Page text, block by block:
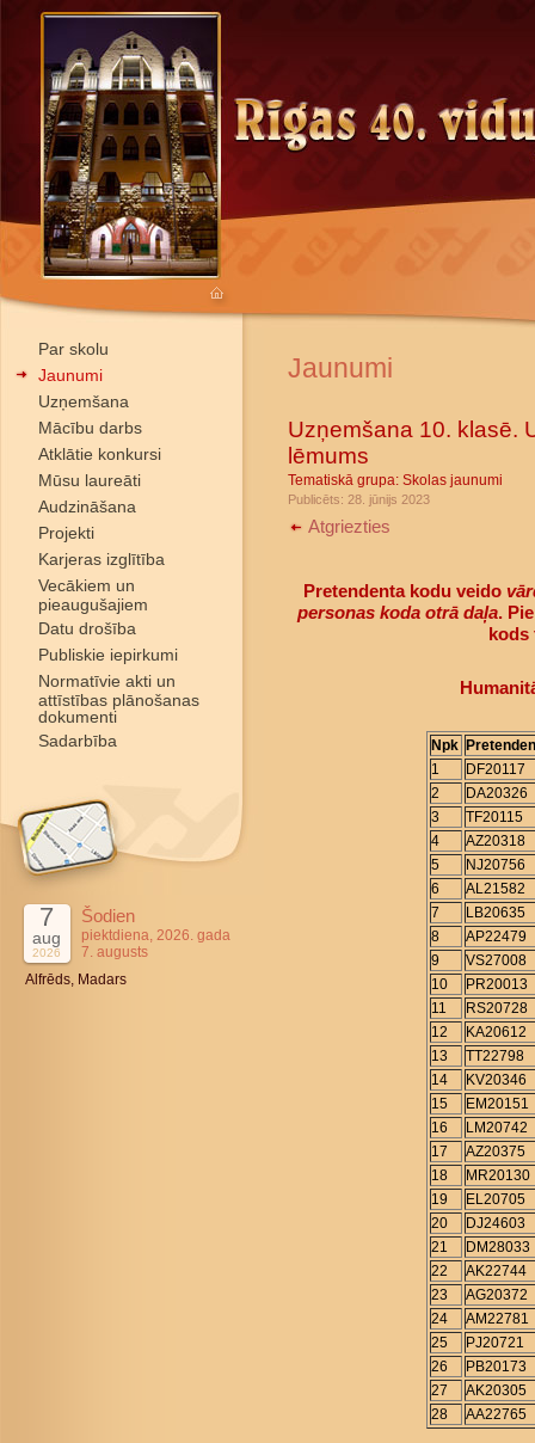
Par skolu
Jaunumi
Uzņemšana
Mācību darbs
Atklātie konkursi
Mūsu laureāti
Audzināšana
Projekti
Karjeras izglītība
Vecākiem un
pieaugušajiem
Datu drošība
Publiskie iepirkumi
Normatīvie akti un
attīstības plānošanas
dokumenti
Sadarbība
7
aug
2026
Šodien
piektdiena, 2026. gada
7. augusts
Alfrēds, Madars
Jaunumi
Uzņemšana 10. klasē.
lēmums
Tematiskā grupa: Skolas jaunumi
Publicēts: 28. jūnijs 2023
Atgriezties
Pretendenta kodu veido
personas koda otrā daļa.
kods
Npk
1
DF20117
2
DA20326
3
TF20115
4
AZ20318
5
NJ20756
6
AL21582
7
LB20635
8
AP22479
9
VS27008
10
PR20013
11
RS20728
12
KA20612
13
TT22798
14
KV20346
15
EM20151
16
LM20742
17
AZ20375
18
MR20130
19
EL20705
20
DJ24603
21
DM28033
22
AK22744
23
AG20372
24
AM22781
25
PJ20721
26
PB20173
27
AK20305
28
AA22765